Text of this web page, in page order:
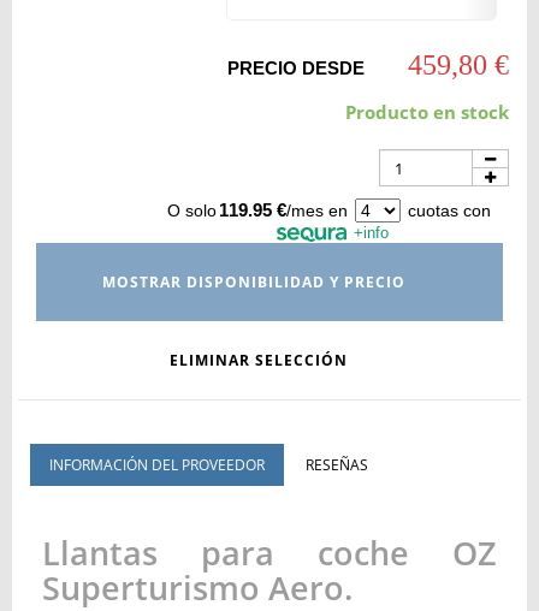
PRECIO DESDE 459,80 €
Producto en stock
O solo 119.95 €/mes en cuotas con
+info
MOSTRAR DISPONIBILIDAD Y PRECIO
ELIMINAR SELECCIÓN
INFORMACIÓN DEL PROVEEDOR RESEÑAS
Llantas para coche OZ
Superturismo Aero.